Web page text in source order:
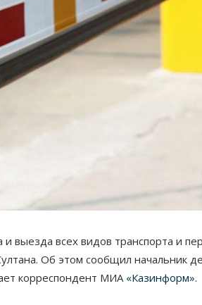
и выезда всех видов транспорта и
Об этом сообщил начальник
корреспондент МИА «Казинформ».